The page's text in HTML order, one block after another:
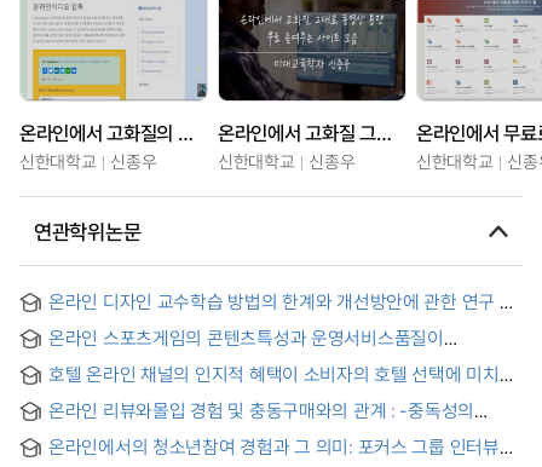
온라인에서 고화질의 비디오를 화질 저하 없이 동영상 파일을 줄여 주는 VideoSmaller
신한대학교 신종우
온라인에서 고화질 그대로 동영상 용량 무료로 줄이는 사이트 모음
신한대학교 신종우 신한대학교 신
연관학위논문
온라인 디자인 교수학습 방법의 한계와 개선방안에 관한 연구 =
A Study on the Limitations and Improvement of Online
Design Teaching and Learning Methods
온라인 스포츠게임의 콘텐츠특성과 운영서비스품질이
게임이용자의 구전의도에 미치는 영향에 관한 연구 : 한 · 중
비교를 중심으로 = The Effects of Online Sports Game
Contents Characteristics and Service Quality of Game
Operations on Game Users’ Word-of-Mouth Intention :
Focused on the Comparison between Korea and China
호텔 온라인 채널의 인지적 혜택이 소비자의 호텔 선택에 미치는
영향 = The effect of perceived benefits with online travel
agencies on hotel selection by customers
온라인 리뷰와몰입 경험 및 충동구매와의 관계 : -중독성의
조절효과- = Relationship between Online Reviews and
Flow Experience and Impulse Purchase -Moderating
온라인에서의 청소년참여 경험과 그 의미: 포커스 그룹 인터뷰를